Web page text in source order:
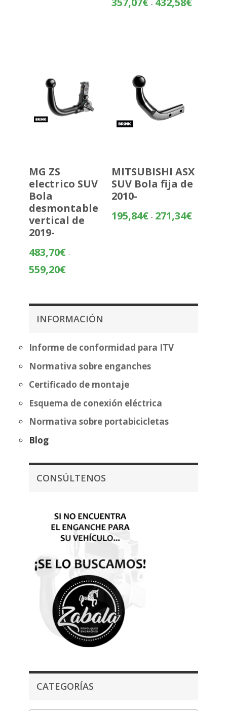
-
MG ZS
electrico SUV
Bola
desmontable
vertical de
2019-
483,70€ -
559,20€Rango
desde
hasta
MITSUBISHI ASX
SUV Bola fija de
2010-
195,84€ - 271,34€Rango
INFORMACIÓN
Informe de conformidad para ITV
Normativa sobre enganches
Certificado de montaje
Esquema de conexión eléctrica
Normativa sobre portabicicletas
Blog
CONSÚLTENOS
CATEGORÍAS